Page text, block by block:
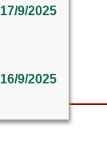
17/9/2025
16/9/2025